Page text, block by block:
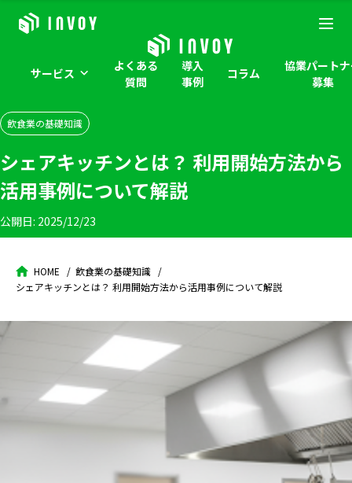
サービス
よくある
質問
導入
事例
コラム
協業パート
募集
飲食業の基礎知識
シェアキッチンとは？ 利用開始方法から
活用事例について解説
公開日: 2025/12/23
HOME
飲食業の基礎知識
シェアキッチンとは？ 利用開始方法から活用事例について解説